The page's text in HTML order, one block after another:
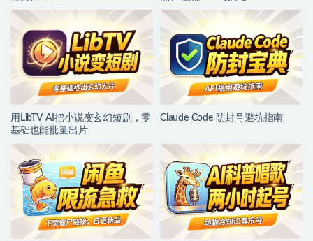
用LibTV AI把小说变玄幻短剧，零
基础也能批量出片
Claude Code 防封号避坑指南